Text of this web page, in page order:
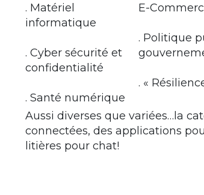
. Matériel
informatique
. Cyber ​​sécurité et
confidentialité
. Santé numérique
E-
. Politique
. «
Aussi diverses que variées…la
connectées, des applications
litières pour chat!